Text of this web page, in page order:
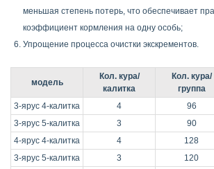
меньшая степень потерь, что обеспечивает
коэффициент кормления на одну особь;
Упрощение процесса очистки экскрементов.
модель
Кол. кура/
калитка
Кол. кура/
группа
3-ярус 4-калитка 4 96
3-ярус 5-калитка
3 90
4-ярус 4-калитка
4 128
3-ярус 5-калитка
3 120